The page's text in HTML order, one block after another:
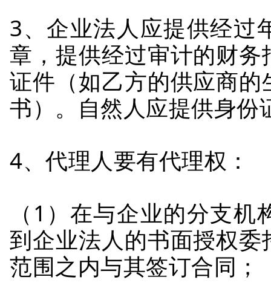
3、企业法人应提供经过
章，提供经过审计的财
证件（如乙方的供应商
书）。自然人应提供身份
4、代理人要有代理权：
（1）在与企业的分支
到企业法人的书面授权
范围之内与其签订合同；